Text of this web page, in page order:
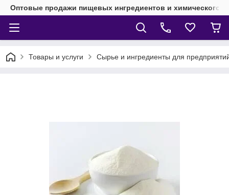
Оптовые продажи пищевых ингредиентов и химического
Товары и услуги Сырье и ингредиенты для